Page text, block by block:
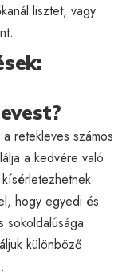
lisztet, vagy
retekleves számos
a kedvére való
hogy egyedi és
sokoldalúsága
különböző